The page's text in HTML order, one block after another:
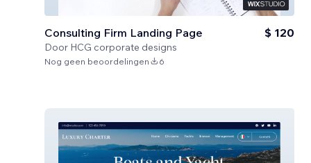
Consulting Firm Landing Page
Door HCG corporate designs
$ 120
Nog geen beoordelingen 6